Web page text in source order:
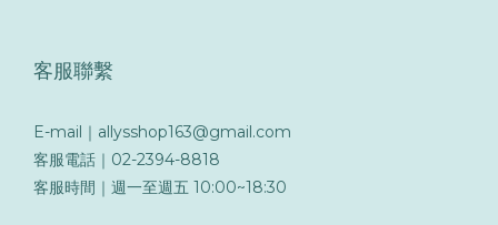
客服聯繫
E-mail｜allysshop163@gmail.com
客服電話｜02-2394-8818
客服時間｜週一至週五 10:00~18:30